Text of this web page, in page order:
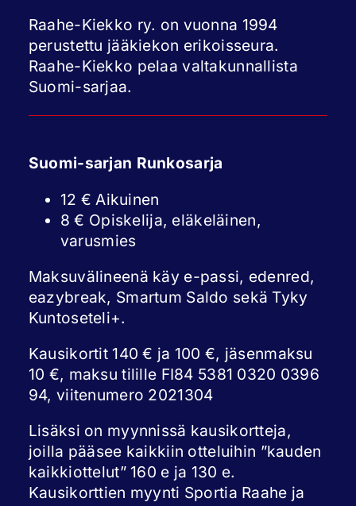
Raahe-Kiekko ry. on vuonna 1994
perustettu jääkiekon erikoisseura.
Raahe-Kiekko pelaa valtakunnallista
Suomi-sarjaa.
Suomi-sarjan Runkosarja
12 € Aikuinen
8 € Opiskelija, eläkeläinen,
varusmies
Maksuvälineenä käy e-passi, edenred,
eazybreak, Smartum Saldo sekä Tyky
Kuntoseteli+.
Kausikortit 140 € ja 100 €, jäsenmaksu
10 €, maksu tilille FI84 5381 0320 0396
94, viitenumero 2021304
Lisäksi on myynnissä kausikortteja,
joilla pääsee kaikkiin otteluihin ”kauden
kaikkiottelut” 160 e ja 130 e.
Kausikorttien myynti Sportia Raahe ja